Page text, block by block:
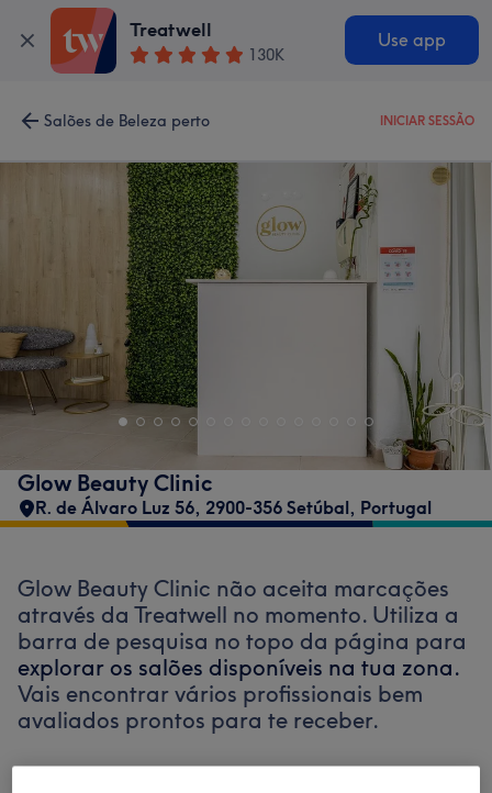
Treatwell
130K
Use app
Salões de Beleza perto INICIAR SESSÃO
Glow Beauty Clinic
R. de Álvaro Luz 56, 2900-356 Setúbal, Portugal
Glow Beauty Clinic não aceita marcações
através da Treatwell no momento. Utiliza a
barra de pesquisa no topo da página para
explorar os salões disponíveis na tua zona.
Vais encontrar vários profissionais bem
avaliados prontos para te receber.